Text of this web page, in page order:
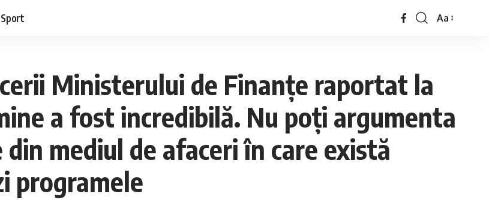
Sport Aa
Ministerului de Finanţe raportat la
a fost incredibilă. Nu poţi argumenta
mediul de afaceri în care există
programele